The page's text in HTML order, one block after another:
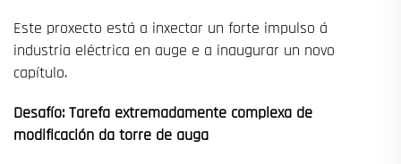
Este proxecto está a inxectar un forte impulso á
industria eléctrica en auge e a inaugurar un novo
capítulo.
Desafío: Tarefa extremadamente complexa de
modificación da torre de auga